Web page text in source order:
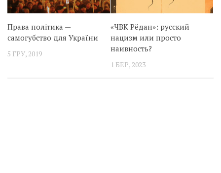
Права політика —
самогубство для України
5 ГРУ, 2019
«ЧВК Рёдан»: русский
нацизм или просто
наивность?
1 БЕР, 2023